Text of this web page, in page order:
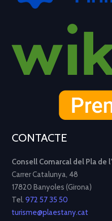
CONTACTE
Consell Comarcal del Pla de
Carrer Catalunya, 48
17820 Banyoles (Girona)
Tel. 972 57 35 50
turisme@plaestany.cat